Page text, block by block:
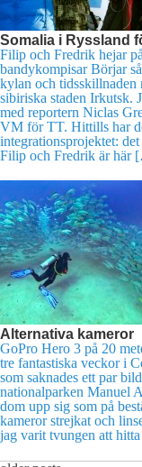
Somalia i Ryssland
Filip och Fredrik hejar
bandykompisar Börjar
kylan och tidsskillnaden
sibiriska staden Irkutsk.
med reportern Niclas
VM för TT. Hittills har
integrationsprojektet:
Filip och Fredrik är här
Alternativa kameror
GoPro Hero 3 på 20
tre fantastiska veckor i
som saknades ett par
nationalparken Manuel
dom upp sig som på
kameror strejkat och
jag varit tvungen att